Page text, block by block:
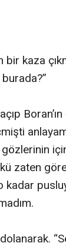
bir kaza
gözlerinin
zaten
kadar